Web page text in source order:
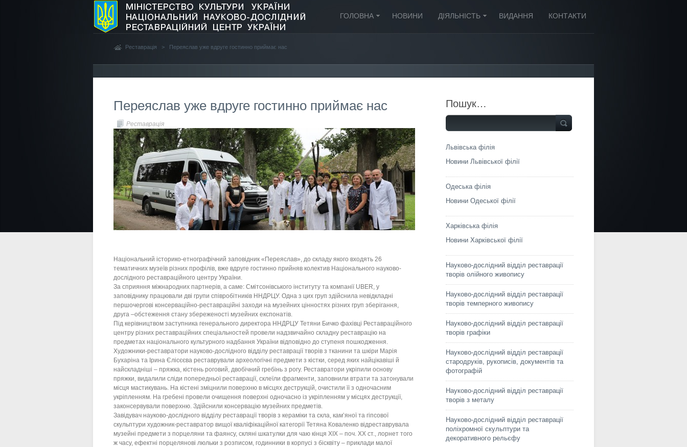
ГОЛОВНА НОВИНИ ДІЯЛЬНІСТЬ ВИДАННЯ КОНТАКТИ
Реставрація > Переяслав уже вдруге гостинно приймає нас
Переяслав уже вдруге гостинно приймає нас
Реставрація
Національний історико-етнографічний заповідник «Переяслав», до складу якого входять 26
тематичних музеїв різних профілів, вже вдруге гостинно прийняв колектив Національного науково-
дослідного реставраційного центру України.
За сприяння міжнародних партнерів, а саме: Смітсонівського інституту та компанії UBER, у
заповіднику працювали дві групи співробітників ННДРЦУ. Одна з цих груп здійснила невідкладні
першочергові консерваційно-реставраційні заходи на музейних цінностях різних груп зберігання,
друга –обстеження стану збереженості музейних експонатів.
Під керівництвом заступника генерального директора ННДРЦУ Тетяни Бичко фахівці Реставраційного
центру різних реставраційних спеціальностей провели надзвичайно складну реставрацію на
предметах національного культурного надбання України відповідно до ступеня пошкодження.
Художники-реставратори науково-дослідного відділу реставрації творів з тканини та шкіри Марія
Бухаріна та Ірина Єлісєєва реставрували археологічні предмети з кістки, серед яких найцікавіші й
найскладніші – пряжка, кістень роговий, двобічний гребінь з рогу. Реставратори укріпили основу
пряжки, видалили сліди попередньої реставрації, склеїли фрагменти, заповнили втрати та затонували
місця мастикувань. На кістені зміцнили поверхню в місцях деструкцій, очистили її з одночасним
укріпленням. На гребені провели очищення поверхні одночасно із укріпленням у місцях деструкції,
законсервували поверхню. Здійснили консервацію музейних предметів.
Завідувач науково-дослідного відділу реставрації творів з кераміки та скла, кам’яної та гіпсової
скульптури художник-реставратор вищої кваліфікаційної категорії Тетяна Коваленко відреставрувала
музейні предмети з порцеляни та фаянсу, скляні шкатулки для чаю кінця ХІХ – поч. ХХ ст., лорнет того
ж часу, ефектні порцелянові люльки з розписом, годинники в корпусі з бісквіту – приклади малої
Пошук…
Львівська філія
Новини Львівської філії
Одеська філія
Новини Одеської філії
Харківська філія
Новини Харківської філії
Науково-дослідний відділ реставрації
творів олійного живопису
Науково-дослідний відділ реставрації
творів темперного живопису
Науково-дослідний відділ реставрації
творів графіки
Науково-дослідний відділ реставрації
стародруків, рукописів, документів та
фотографій
Науково-дослідний відділ реставрації
творів з металу
Науково-дослідний відділ реставрації
поліхромної скульптури та
декоративного рельєфу